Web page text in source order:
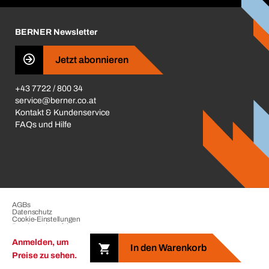
Anmelden, um
Preise zu sehen.
In den Warenkorb
Presse
Business Conduct
BERNER Newsletter
Jetzt abonnieren
+43 7722 / 800 34
service@berner.co.at
Kontakt & Kundenservice
FAQs und Hilfe
Copyright © 2026. The BERNER Group. All rights reserved.
AGBs
Datenschutz
Cookie-Einstellungen
Beschwerdeverfahren